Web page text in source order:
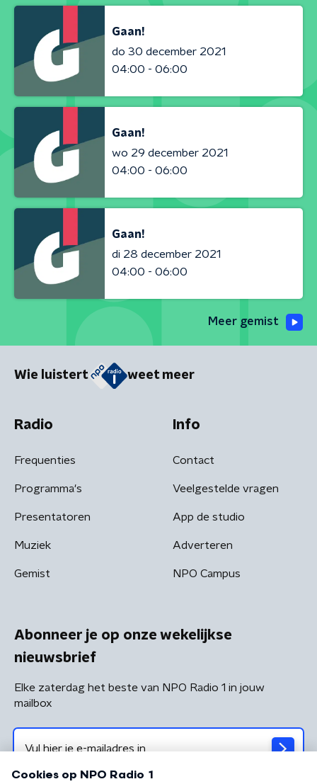
Gaan!
do 30 december 2021
04:00 - 06:00
Gaan!
wo 29 december 2021
04:00 - 06:00
Gaan!
di 28 december 2021
04:00 - 06:00
Meer gemist
Wie luistert weet meer
Radio
Frequenties
Programma's
Presentatoren
Muziek
Gemist
Info
Contact
Veelgestelde vragen
App de studio
Adverteren
NPO Campus
Abonneer je op onze wekelijkse
nieuwsbrief
Elke zaterdag het beste van NPO Radio 1 in jouw
mailbox